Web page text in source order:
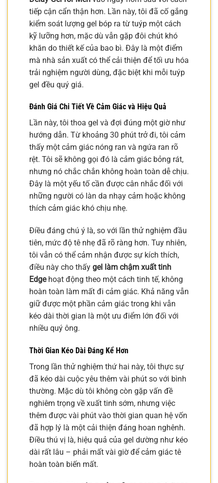
tiếp cận cẩn thận hơn. Lần này, tôi đã cố gắng
kiểm soát lượng gel bóp ra từ tuýp một cách
kỹ lưỡng hơn, mặc dù vẫn gặp đôi chút khó
khăn do thiết kế của bao bì. Đây là một điểm
mà nhà sản xuất có thể cải thiện để tối ưu hóa
trải nghiệm người dùng, đặc biệt khi mỗi tuýp
gel đều quý giá.
Đánh Giá Chi Tiết Về Cảm Giác và Hiệu Quả
Lần này, tôi thoa gel và đợi đúng một giờ như
hướng dẫn. Từ khoảng 30 phút trở đi, tôi cảm
thấy một cảm giác nóng ran và ngứa ran rõ
rệt. Tôi sẽ không gọi đó là cảm giác bỏng rát,
nhưng nó chắc chắn không hoàn toàn dễ chịu.
Đây là một yếu tố cần được cân nhắc đối với
những người có làn da nhạy cảm hoặc không
thích cảm giác khó chịu nhẹ.
Điều đáng chú ý là, so với lần thử nghiệm đầu
tiên, mức độ tê nhẹ đã rõ ràng hơn. Tuy nhiên,
tôi vẫn có thể cảm nhận được sự kích thích,
điều này cho thấy gel làm chậm xuất tinh
Edgehoạt động theo một cách tinh tế, không
hoàn toàn làm mất đi cảm giác. Khả năng vẫn
giữ được một phần cảm giác trong khi vẫn
kéo dài thời gian là một ưu điểm lớn đối với
nhiều quý ông.
Thời Gian Kéo Dài Đáng Kể Hơn
Trong lần thử nghiệm thứ hai này, tôi thực sự
đã kéo dài cuộc yêu thêm vài phút so với bình
thường. Mặc dù tôi không còn gặp vấn đề
nghiêm trọng về xuất tinh sớm, nhưng việc
thêm được vài phút vào thời gian quan hệ vốn
đã hợp lý là một cải thiện đáng hoan nghênh.
Điều thú vị là, hiệu quả của gel dường như kéo
dài rất lâu – phải mất vài giờ để cảm giác tê
hoàn toàn biến mất.